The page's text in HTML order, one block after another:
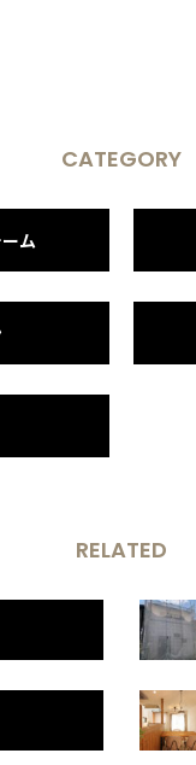
CATEGORY
ム
RELATED